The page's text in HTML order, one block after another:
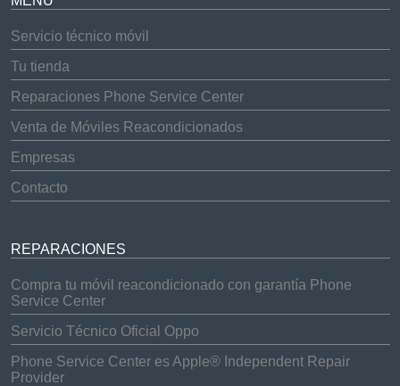
Servicio técnico móvil
Tu tienda
Reparaciones Phone Service Center
Venta de Móviles Reacondicionados
Empresas
Contacto
REPARACIONES
Compra tu móvil reacondicionado con garantía Phone
Service Center
Servicio Técnico Oficial Oppo
Phone Service Center es Apple® Independent Repair
Provider